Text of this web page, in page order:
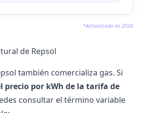
*Actualizado en 2026
de Repsol
también comercializa gas. Si
precio por kWh de la tarifa de
consultar el término variable